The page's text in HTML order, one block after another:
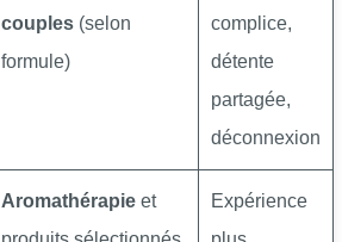
couples (selon
formule)
complice,
détente
partagée,
déconnexion
Aromathérapie et
Expérience